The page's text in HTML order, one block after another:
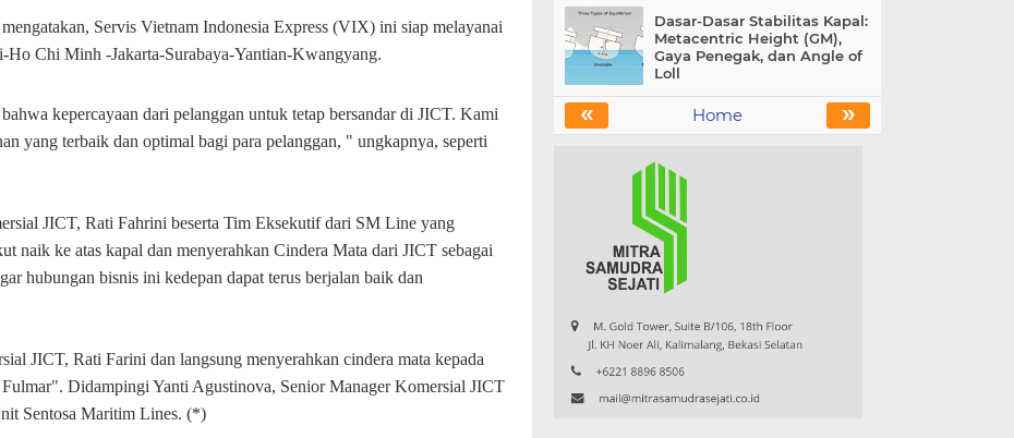
Servis Vietnam Indonesia Express (VIX) ini siap melayanai
Chi Minh -Jakarta-Surabaya-Yantian-Kwangyang.
kepercayaan dari pelanggan untuk tetap bersandar di JICT. Kami
yang terbaik dan optimal bagi para pelanggan, " ungkapnya, seperti
JICT, Rati Fahrini beserta Tim Eksekutif dari SM Line yang
naik ke atas kapal dan menyerahkan Cindera Mata dari JICT sebagai
hubungan bisnis ini kedepan dapat terus berjalan baik dan
JICT, Rati Farini dan langsung menyerahkan cindera mata kepada
Didampingi Yanti Agustinova, Senior Manager Komersial JICT
Sentosa Maritim Lines. (*)
Dasar-Dasar Stabilitas Kapal:
Metacentric Height (GM),
Gaya Penegak, dan Angle of
Loll
« »
Home